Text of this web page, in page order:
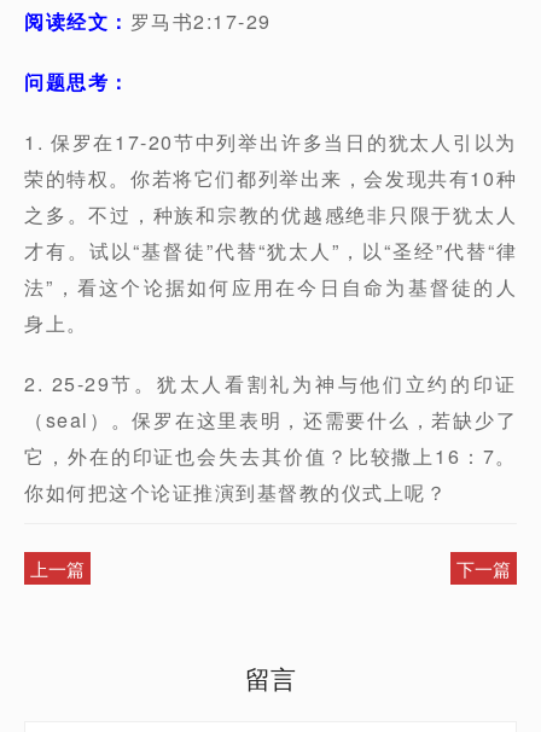
阅读经文： 罗马书2:17-29
问题思考：
1. 保罗在17-20节中列举出许多当日的犹太人引以为
荣的特权。你若将它们都列举出来，会发现共有10种
之多。不过，种族和宗教的优越感绝非只限于犹太人
才有。试以“基督徒”代替“犹太人”，以“圣经”代替“律
法”，看这个论据如何应用在今日自命为基督徒的人
身上。
2. 25-29节。犹太人看割礼为神与他们立约的印证
（seal）。保罗在这里表明，还需要什么，若缺少了
它，外在的印证也会失去其价值？比较撒上16：7。
你如何把这个论证推演到基督教的仪式上呢？
上一篇 下一篇
留言